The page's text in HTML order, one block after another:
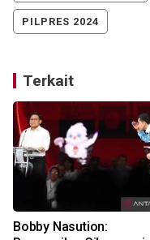
PILPRES 2024
Terkait
Bobby Nasution: